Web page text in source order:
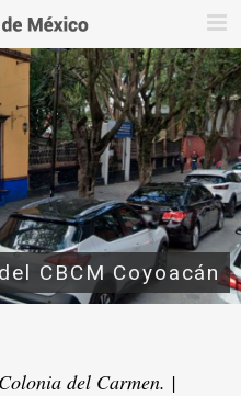
CBCM Coyoacán
del Carmen. |